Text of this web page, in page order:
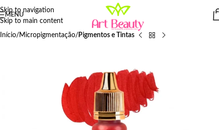
Skip to navigation
Skip to main content
MENU
Início Micropigmentação Pigmentos e Tintas